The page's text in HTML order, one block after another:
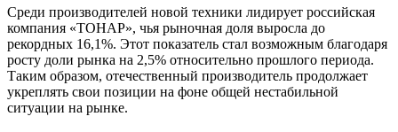
Среди производителей новой техники лидирует российская
компания «ТОНАР», чья рыночная доля выросла до
рекордных 16,1%. Этот показатель стал возможным благодаря
росту доли рынка на 2,5% относительно прошлого периода.
Таким образом, отечественный производитель продолжает
укреплять свои позиции на фоне общей нестабильной
ситуации на рынке.